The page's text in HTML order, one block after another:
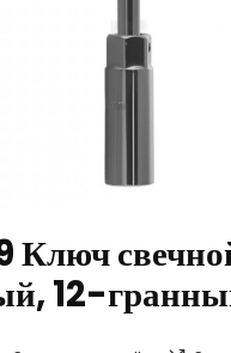
Ключ
12-